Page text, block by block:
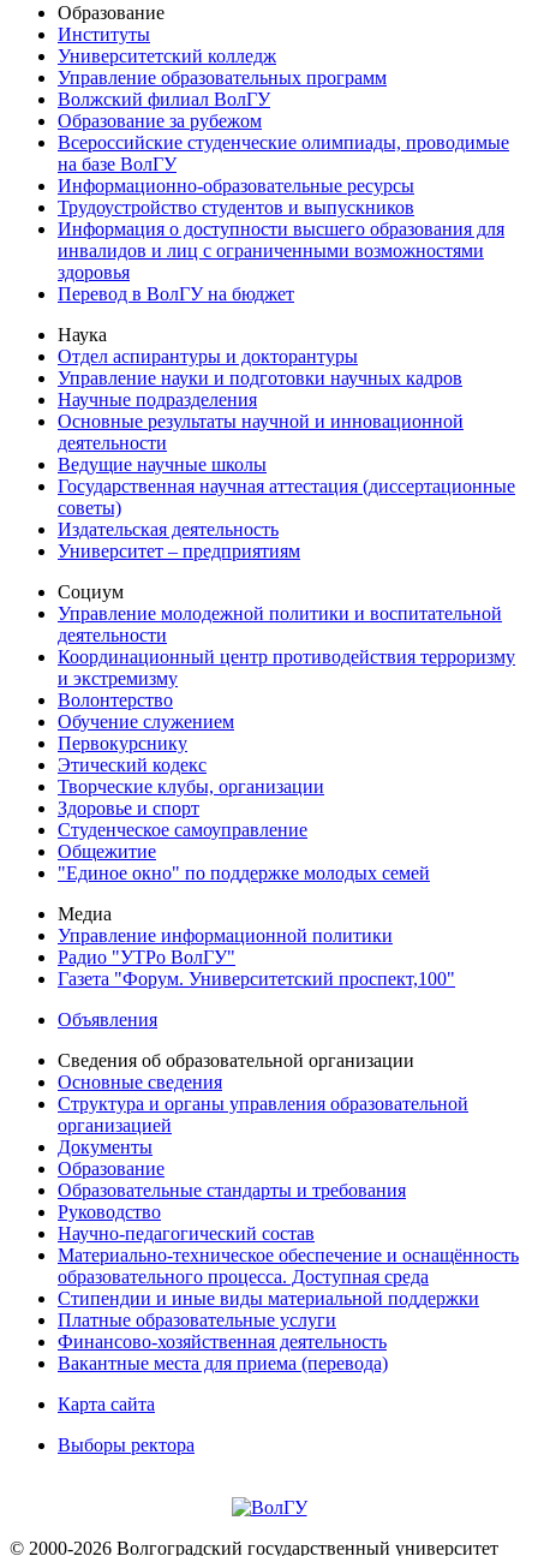
Образование
Институты
Университетский колледж
Управление образовательных программ
Волжский филиал ВолГУ
Образование за рубежом
Всероссийские студенческие олимпиады, проводимые
на базе ВолГУ
Информационно-образовательные ресурсы
Трудоустройство студентов и выпускников
Информация о доступности высшего образования для
инвалидов и лиц с ограниченными возможностями
здоровья
Перевод в ВолГУ на бюджет
Наука
Отдел аспирантуры и докторантуры
Управление науки и подготовки научных кадров
Научные подразделения
Основные результаты научной и инновационной
деятельности
Ведущие научные школы
Государственная научная аттестация (диссертационные
советы)
Издательская деятельность
Университет – предприятиям
Социум
Управление молодежной политики и воспитательной
деятельности
Координационный центр противодействия терроризму
и экстремизму
Волонтерство
Обучение служением
Первокурснику
Этический кодекс
Творческие клубы, организации
Здоровье и спорт
Студенческое самоуправление
Общежитие
"Единое окно" по поддержке молодых семей
Медиа
Управление информационной политики
Радио "УТРо ВолГУ"
Газета "Форум. Университетский проспект,100"
Объявления
Сведения об образовательной организации
Основные сведения
Структура и органы управления образовательной
организацией
Документы
Образование
Образовательные стандарты и требования
Руководство
Научно-педагогический состав
Материально-техническое обеспечение и оснащённость
образовательного процесса. Доступная среда
Стипендии и иные виды материальной поддержки
Платные образовательные услуги
Финансово-хозяйственная деятельность
Вакантные места для приема (перевода)
Карта сайта
Выборы ректора
© 2000-2026 Волгоградский государственный университет